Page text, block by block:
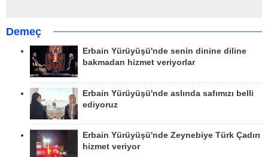
Demeç
Erbain Yürüyüşü'nde senin dinine diline
bakmadan hizmet veriyorlar
Erbain Yürüyüşü'nde aslında safımızı belli
ediyoruz
Erbain Yürüyüşü'nde Zeynebiye Türk Çadırı
hizmet veriyor